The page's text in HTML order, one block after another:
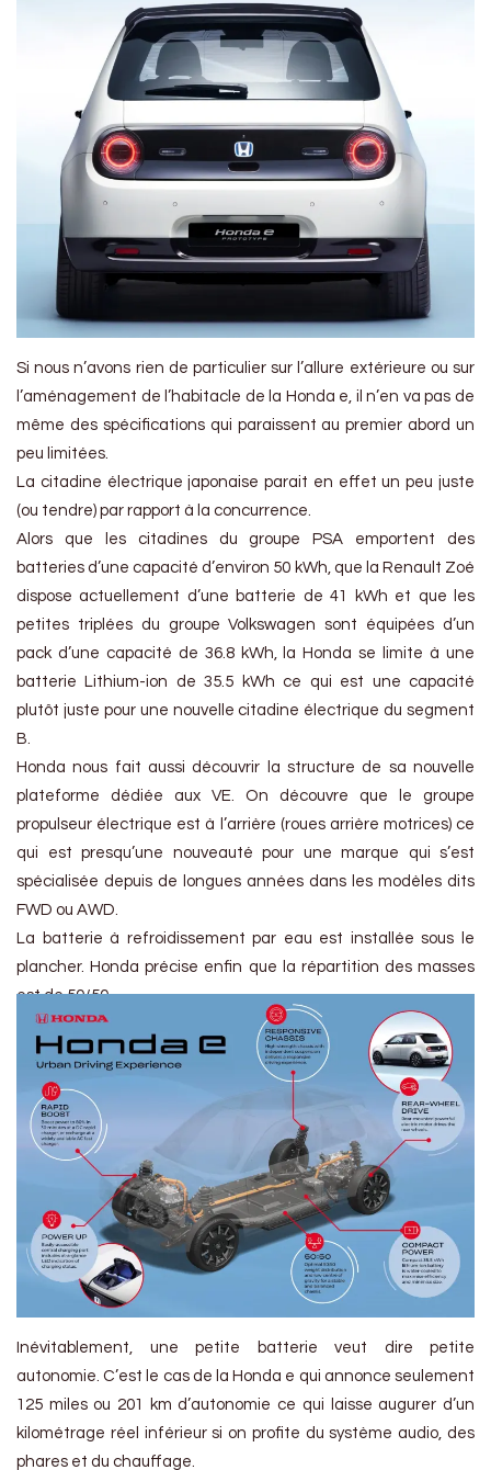
Si nous n’avons rien de particulier sur l’allure extérieure ou sur
l’aménagement de l’habitacle de la Honda e, il n’en va pas de
même des spécifications qui paraissent au premier abord un
peu limitées.
La citadine électrique japonaise parait en effet un peu juste
(ou tendre) par rapport à la concurrence.
Alors que les citadines du groupe PSA emportent des
batteries d’une capacité d’environ 50 kWh, que la Renault Zoé
dispose actuellement d’une batterie de 41 kWh et que les
petites triplées du groupe Volkswagen sont équipées d’un
pack d’une capacité de 36.8 kWh, la Honda se limite à une
batterie Lithium-ion de 35.5 kWh ce qui est une capacité
plutôt juste pour une nouvelle citadine électrique du segment
B.
Honda nous fait aussi découvrir la structure de sa nouvelle
plateforme dédiée aux VE. On découvre que le groupe
propulseur électrique est à l’arrière (roues arrière motrices) ce
qui est presqu’une nouveauté pour une marque qui s’est
spécialisée depuis de longues années dans les modèles dits
FWD ou AWD.
La batterie à refroidissement par eau est installée sous le
plancher. Honda précise enfin que la répartition des masses
est de 50/50.
Inévitablement, une petite batterie veut dire petite
autonomie. C’est le cas de la Honda e qui annonce seulement
125 miles ou 201 km d’autonomie ce qui laisse augurer d’un
kilométrage réel inférieur si on profite du système audio, des
phares et du chauffage.